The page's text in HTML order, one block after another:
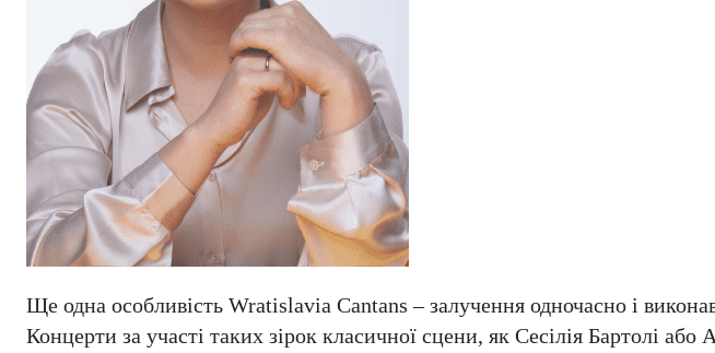
Ще одна особливість Wratislavia Cantans – залучення одночасно і
Концерти за участі таких зірок класичної сцени, як Сесілія Бартолі